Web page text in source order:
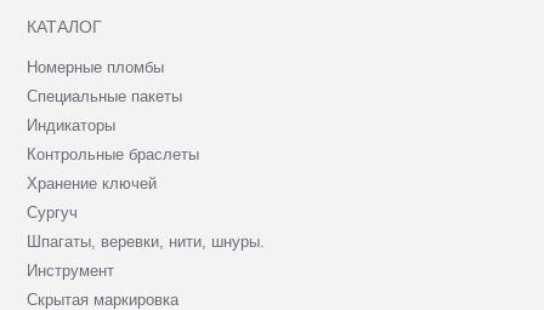
КАТАЛОГ
Номерные пломбы
Специальные пакеты
Индикаторы
Контрольные браслеты
Хранение ключей
Сургуч
Шпагаты, веревки, нити, шнуры.
Инструмент
Скрытая маркировка